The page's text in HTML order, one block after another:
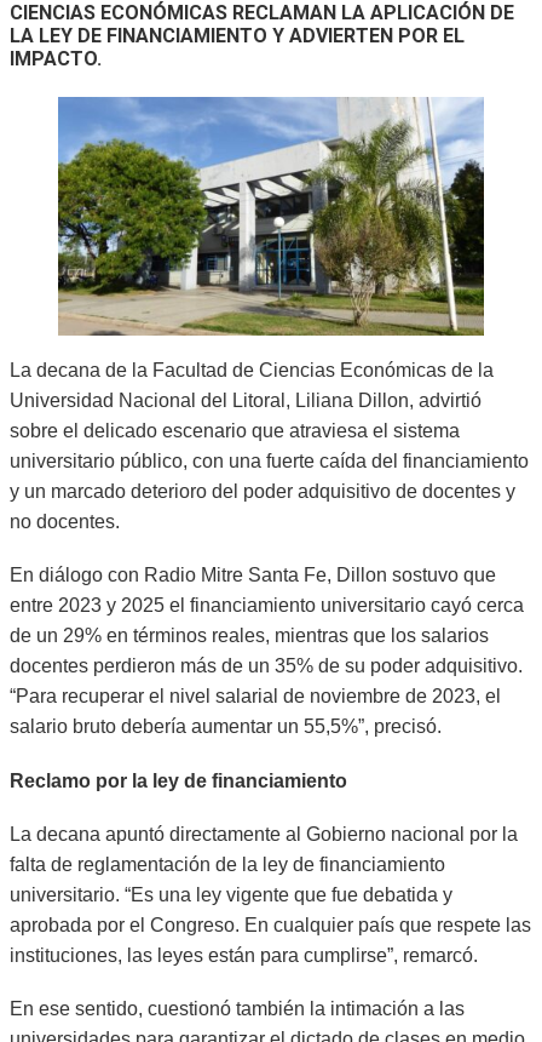
CIENCIAS ECONÓMICAS RECLAMAN LA APLICACIÓN DE
LA LEY DE FINANCIAMIENTO Y ADVIERTEN POR EL
IMPACTO.
La decana de la Facultad de Ciencias Económicas de la
Universidad Nacional del Litoral, Liliana Dillon, advirtió
sobre el delicado escenario que atraviesa el sistema
universitario público, con una fuerte caída del financiamiento
y un marcado deterioro del poder adquisitivo de docentes y
no docentes.
En diálogo con Radio Mitre Santa Fe, Dillon sostuvo que
entre 2023 y 2025 el financiamiento universitario cayó cerca
de un 29% en términos reales, mientras que los salarios
docentes perdieron más de un 35% de su poder adquisitivo.
“Para recuperar el nivel salarial de noviembre de 2023, el
salario bruto debería aumentar un 55,5%”, precisó.
Reclamo por la ley de financiamiento
La decana apuntó directamente al Gobierno nacional por la
falta de reglamentación de la ley de financiamiento
universitario. “Es una ley vigente que fue debatida y
aprobada por el Congreso. En cualquier país que respete las
instituciones, las leyes están para cumplirse”, remarcó.
En ese sentido, cuestionó también la intimación a las